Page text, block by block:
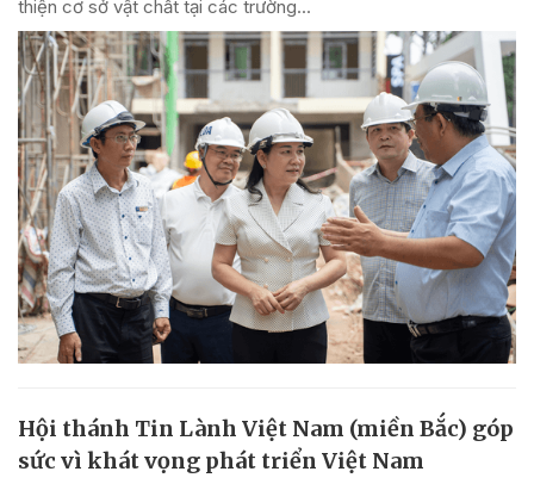
thiện cơ sở vật chất tại các trường...
Hội thánh Tin Lành Việt Nam (miền Bắc) góp
sức vì khát vọng phát triển Việt Nam